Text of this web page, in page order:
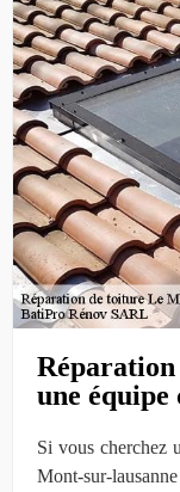
une équipe
Si vous cherchez
Mont-sur-